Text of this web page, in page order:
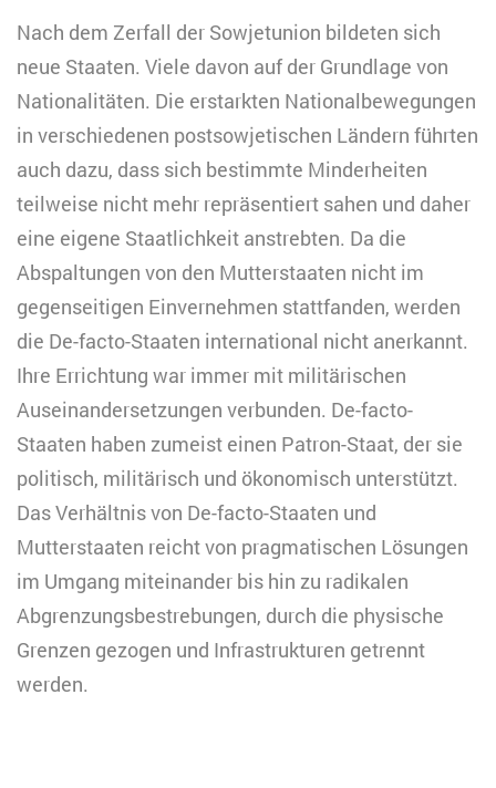
Nach dem Zerfall der Sowjetunion bildeten sich
neue Staaten. Viele davon auf der Grundlage von
Nationalitäten. Die erstarkten Nationalbewegungen
in verschiedenen postsowjetischen Ländern führten
auch dazu, dass sich bestimmte Minderheiten
teilweise nicht mehr repräsentiert sahen und daher
eine eigene Staatlichkeit anstrebten. Da die
Abspaltungen von den Mutterstaaten nicht im
gegenseitigen Einvernehmen stattfanden, werden
die De-facto-Staaten international nicht anerkannt.
Ihre Errichtung war immer mit militärischen
Auseinandersetzungen verbunden. De-facto-
Staaten haben zumeist einen Patron-Staat, der sie
politisch, militärisch und ökonomisch unterstützt.
Das Verhältnis von De-facto-Staaten und
Mutterstaaten reicht von pragmatischen Lösungen
im Umgang miteinander bis hin zu radikalen
Abgrenzungsbestrebungen, durch die physische
Grenzen gezogen und Infrastrukturen getrennt
werden.